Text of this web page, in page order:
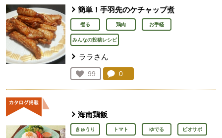
簡単！手羽先のケチャップ煮
煮る 鶏肉 お手軽
みんなの投稿レシピ
ララさん
お気に入り登録：
99
人が登録
コメント：
0
海南鶏飯
きゅうり トマト ゆでる ビオサポ